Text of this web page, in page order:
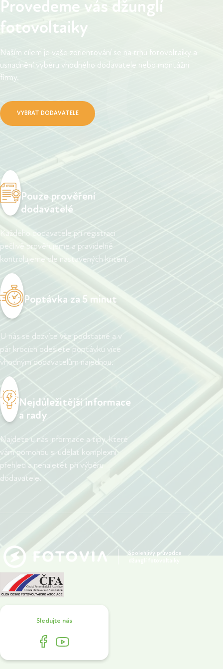
Provedeme vás džunglí
fotovoltaiky
Naším cílem je vaše zorientování se na trhu fotovoltaiky a
usnadnění výběru vhodného dodavatele nebo montážní
firmy.
VYBRAT DODAVATELE
Pouze prověření
dodavatelé
Každého dodavatele při registraci
pečlivě prověřujeme a pravidelně
kontrolujeme dle nastavených kritérií.
Poptávka za 5 minut
U nás se dozvíte vše podstatné a v
pár krocích odešlete poptávku více
vhodným dodavatelům najednou.
Nejdůležitější informace
a rady
Najdete u nás informace a tipy, které
vám pomohou si udělat komplexní
přehled a nenaletět při výběru
dodavatele.
Spolehlivý průvodce
Sledujte nás